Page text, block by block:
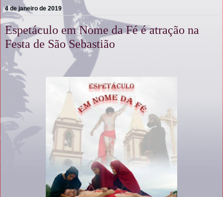
4 de janeiro de 2019
Espetáculo em Nome da Fé é atração na
Festa de São Sebastião